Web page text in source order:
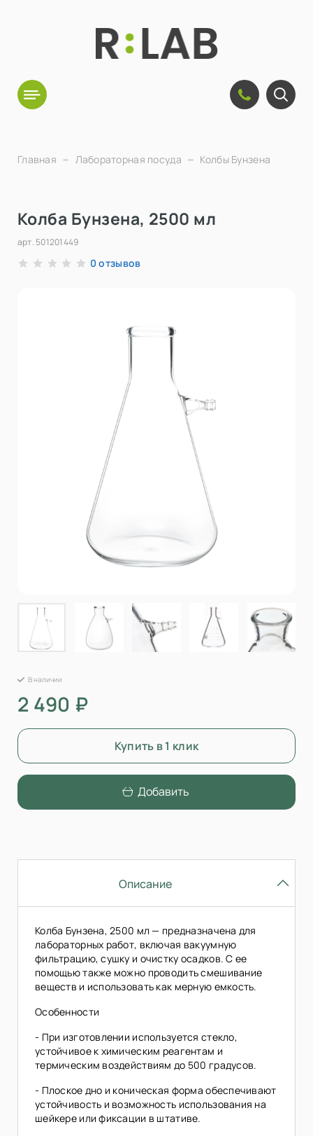
Главная Лабораторная посуда Колбы Бунзена
Колба Бунзена, 2500 мл
арт. 501201449
0 отзывов
В наличии
2 490 ₽
Купить в 1 клик
Добавить
Описание
Колба Бунзена, 2500 мл — предназначена для
лабораторных работ, включая вакуумную
фильтрацию, сушку и очистку осадков. С ее
помощью также можно проводить смешивание
веществ и использовать как мерную емкость.
Особенности
- При изготовлении используется стекло,
устойчивое к химическим реагентам и
термическим воздействиям до 500 градусов.
- Плоское дно и коническая форма обеспечивают
устойчивость и возможность использования на
шейкере или фиксации в штативе.